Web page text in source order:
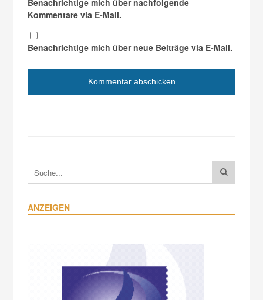
Benachrichtige mich über nachfolgende
Kommentare via E-Mail.
Benachrichtige mich über neue Beiträge via E-Mail.
ANZEIGEN